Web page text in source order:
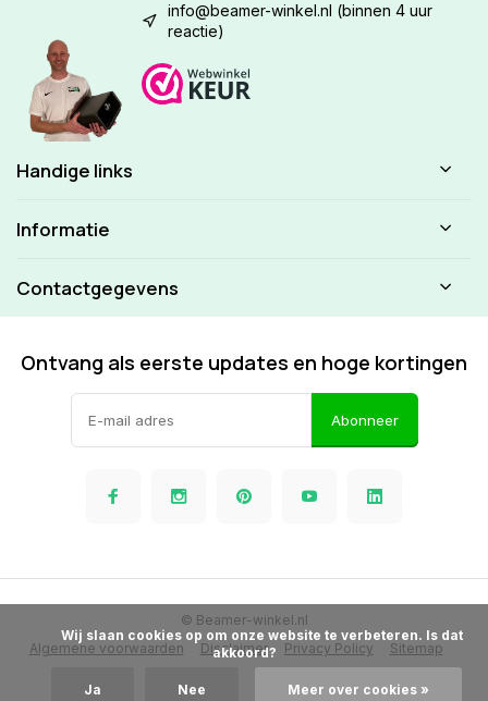
info@beamer-winkel.nl (binnen 4 uur
reactie)
Handige links
Informatie
Contactgegevens
Ontvang als eerste updates en hoge kortingen
Abonneer
Algemene voorwaarden Disclaimer Privacy Policy Sitemap
© Beamer-winkel.nl
akkoord?
Ja Nee Meer over cookies »